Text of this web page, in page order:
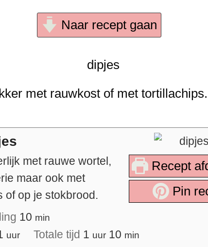
Naar recept gaan
met rauwkost of met tortillachips.
Recept
Pin
met rauwe wortel,
maar ook met
of op je stokbrood.
10 min
uur Totale tijd 1 uur 10 min